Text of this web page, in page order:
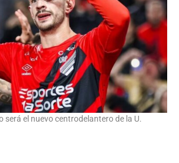
será el nuevo centrodelantero de la U.